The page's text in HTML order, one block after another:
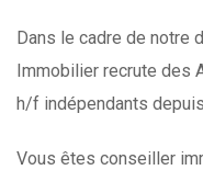
Dans le cadre de notre
Immobilier recrute des
h/f indépendants
Vous êtes conseiller